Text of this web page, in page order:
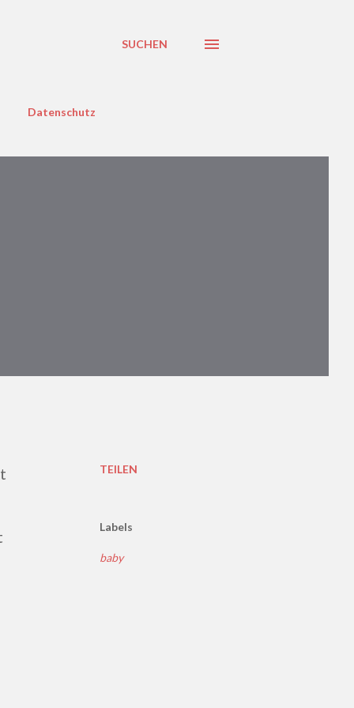
SUCHEN
Datenschutz
TEILEN
Labels
baby